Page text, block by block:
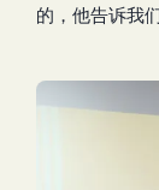
的，他告诉我